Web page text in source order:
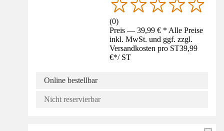
(0)
Preis — 39,99 € * Alle Preise
inkl. MwSt. und ggf. zzgl.
Versandkosten pro ST39,99
€*/ ST
Online bestellbar
Nicht reservierbar